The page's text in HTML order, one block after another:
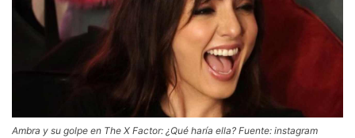
Ambra y su golpe en The X Factor: ¿Qué haría ella? Fuente: instagram